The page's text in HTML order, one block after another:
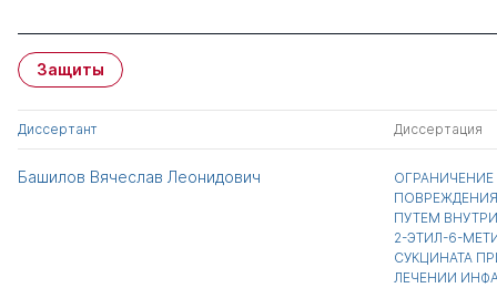
Защиты
Диссертант Диссертация
Башилов Вячеслав Леонидович
ПУТЕМ
2-ЭТИЛ-6-
СУКЦИНАТА
ЛЕЧЕНИИ